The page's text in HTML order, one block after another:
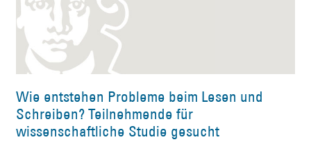
Wie entstehen Probleme beim Lesen und
Schreiben? Teilnehmende für
wissenschaftliche Studie gesucht